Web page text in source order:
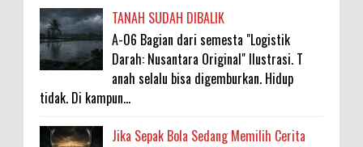
TANAH SUDAH DIBALIK
A-06 Bagian dari semesta "Logistik
Darah: Nusantara Original" Ilustrasi. T
anah selalu bisa digemburkan. Hidup
tidak. Di kampun...
Jika Sepak Bola Sedang Memilih Cerita